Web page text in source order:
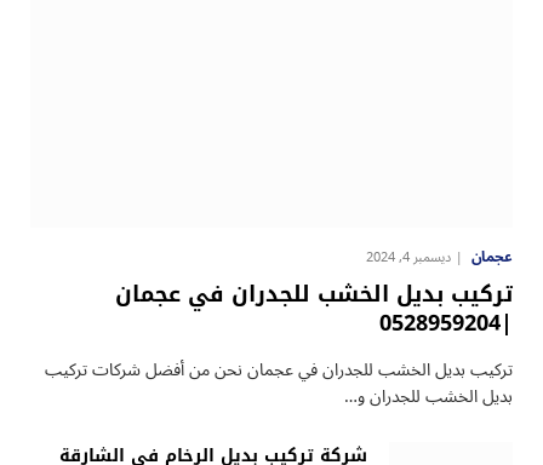
عجمان ديسمبر 4, 2024
تركيب بديل الخشب للجدران في عجمان
|0528959204
تركيب بديل الخشب للجدران في عجمان نحن من أفضل شركات تركيب
بديل الخشب للجدران و…
شركة تركيب بديل الرخام في الشارقة